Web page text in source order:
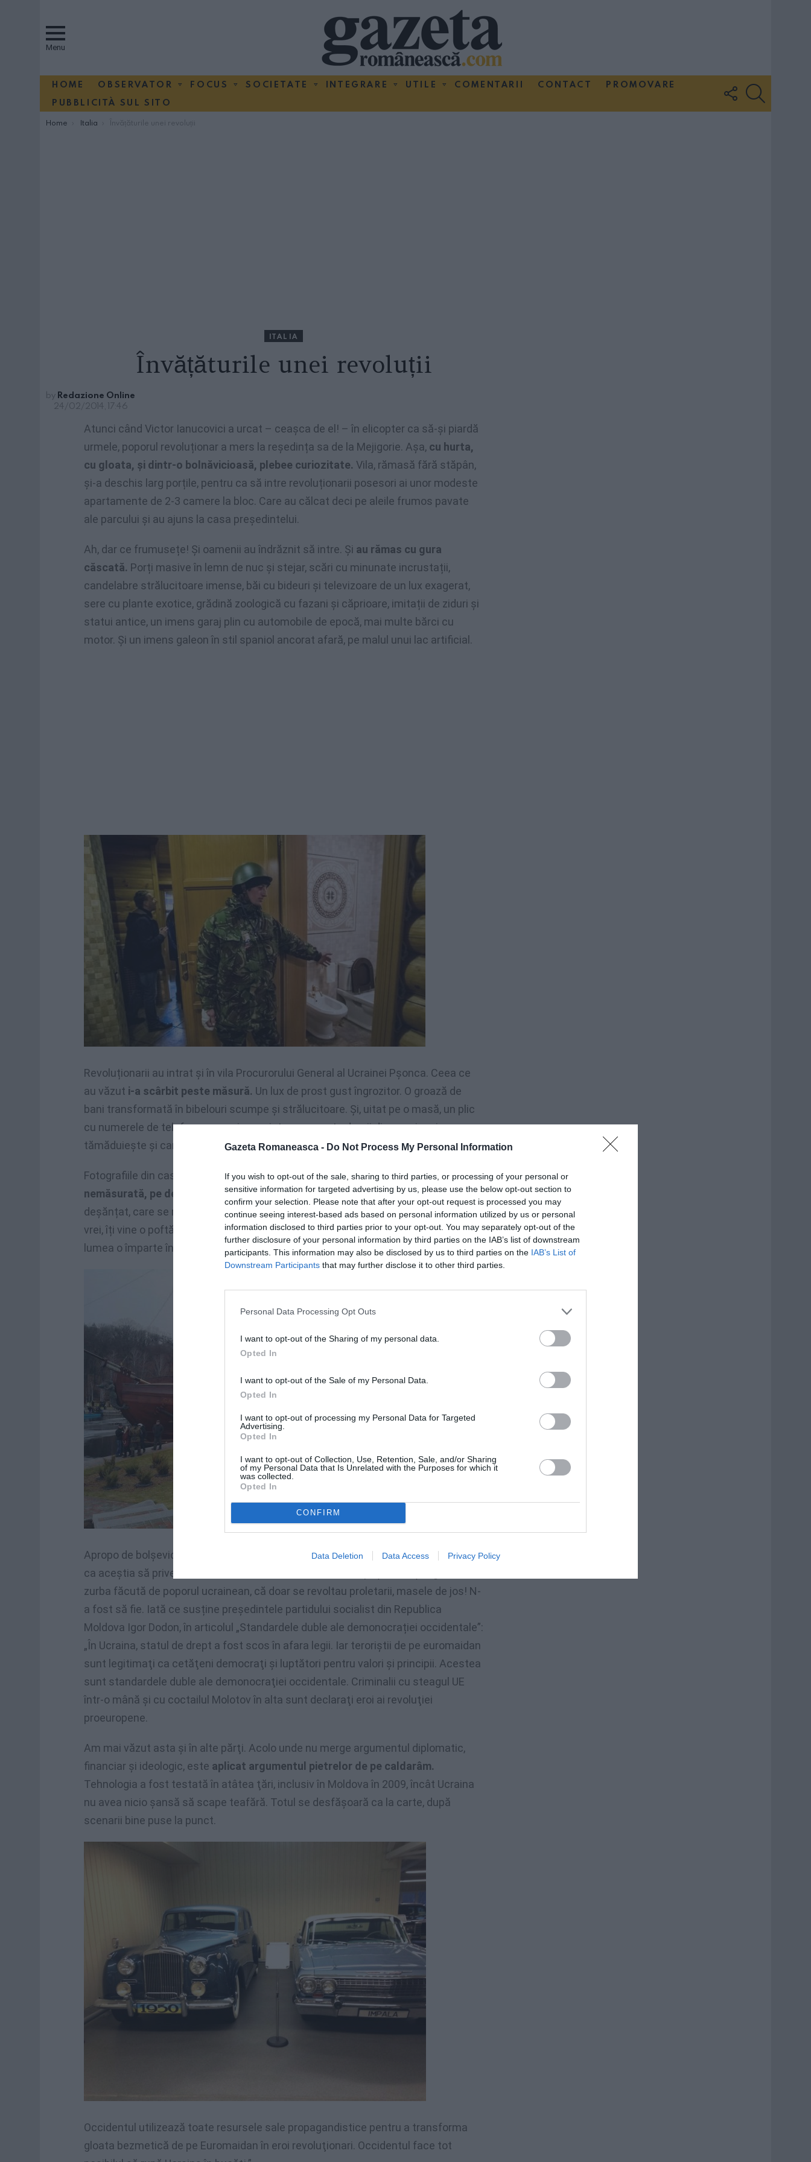
Gazeta Romaneasca - Do Not Process My Personal Information
If you wish to opt-out of the sale, sharing to third parties, or processing of your personal or
sensitive information for targeted advertising by us, please use the below opt-out section to
confirm your selection. Please note that after your opt-out request is processed you may
continue seeing interest-based ads based on personal information utilized by us or personal
information disclosed to third parties prior to your opt-out. You may separately opt-out of the
further disclosure of your personal information by third parties on the IAB’s list of downstream
participants. This information may also be disclosed by us to third parties on the IAB’s List of
Downstream Participants that may further disclose it to other third parties.
Personal Data Processing Opt Outs
I want to opt-out of the Sharing of my personal data.
Opted In
I want to opt-out of the Sale of my Personal Data.
Opted In
I want to opt-out of processing my Personal Data for Targeted
Advertising.
Opted In
I want to opt-out of Collection, Use, Retention, Sale, and/or Sharing
of my Personal Data that Is Unrelated with the Purposes for which it
was collected.
Opted In
CONFIRM
Data Deletion Data Access Privacy Policy
Menu
HOME OBSERVATOR FOCUS SOCIETATE INTEGRARE UTILE COMENTARII CONTACT
PROMOVARE
PUBBLICITÀ SUL SITO
FOLLOW
US
You are here:
Home Italia Învățăturile unei revoluții
ITALIA
Învățăturile unei revoluții
by Redazione Online
24/02/2014, 17:46
Atunci când Victor Ianucovici a urcat – ceașca de el! – în elicopter ca să-și piardă
urmele, poporul revoluționar a mers la reședința sa de la Mejigorie. Așa, cu hurta,
cu gloata, și dintr-o bolnăvicioasă, plebee curiozitate. Vila, rămasă fără stăpân,
și-a deschis larg porțile, pentru ca să intre revoluționarii posesori ai unor modeste
apartamente de 2-3 camere la bloc. Care au călcat deci pe aleile frumos pavate
ale parcului și au ajuns la casa președintelui.
Ah, dar ce frumusețe! Și oamenii au îndrăznit să intre. Și au rămas cu gura
căscată. Porți masive în lemn de nuc și stejar, scări cu minunate incrustații,
candelabre strălucitoare imense, băi cu bideuri și televizoare de un lux exagerat,
sere cu plante exotice, grădină zoologică cu fazani și căprioare, imitații de ziduri și
statui antice, un imens garaj plin cu automobile de epocă, mai multe bărci cu
motor. Și un imens galeon în stil spaniol ancorat afară, pe malul unui lac artificial.
Revoluționarii au intrat și în vila Procurorului General al Ucrainei Pșonca. Ceea ce
au văzut i-a scârbit peste măsură. Un lux de prost gust îngrozitor. O groază de
bani transformată în bibelouri scumpe și strălucitoare. Și, uitat pe o masă, un plic
cu numerele de telefoane a unui exorcist care scoate dracii din om și mai
tămăduiește și cancerul. Foarte grăitor, plicul cu numărul exorcistului!
Fotografiile din casele lui Ianucovici și Pșonka dovedesc pe de o parte olăcomie
nemăsurată, pe de altă parte o lipsă răsunătoare de cultură.În fața acestui lux
deșănțat, care se ne fotte de sărăcia și nevoile poporului, devii bolșevic fără să
vrei, îți vine o poftă nebună de a distruge orânduiala cea crudă și nedreaptă ce
lumea o împarte în mizeri și bogați.
Apropo de bolșevici și de stânga moldovenească și românească. Era de așteptat
ca aceștia să privească dacă nu cu entuziasm, atunci cel puțin cu înțelegere
zurba făcută de poporul ucrainean, că doar se revoltau proletarii, masele de jos! N-
a fost să fie. Iată ce susține președintele partidului socialist din Republica
Moldova Igor Dodon, în articolul „Standardele duble ale demonocrației occidentale”:
„În Ucraina, statul de drept a fost scos în afara legii. Iar teroriştii de pe euromaidan
sunt legitimaţi ca cetăţeni democraţi şi luptători pentru valori şi principii. Acestea
sunt standardele duble ale demonocraţiei occidentale. Criminalii cu steagul UE
într-o mână şi cu coctailul Molotov în alta sunt declaraţi eroi ai revoluţiei
proeuropene.
Am mai văzut asta şi în alte părţi. Acolo unde nu merge argumentul diplomatic,
financiar şi ideologic, este aplicat argumentul pietrelor de pe caldarâm.
Tehnologia a fost testată în atâtea ţări, inclusiv în Moldova în 2009, încât Ucraina
nu avea nicio şansă să scape teafără. Totul se desfăşoară ca la carte, după
scenarii bine puse la punct.
Occidentul utilizează toate resursele sale propagandistice pentru a transforma
gloata bezmetică de pe Euromaidan în eroi revoluţionari. Occidentul face tot